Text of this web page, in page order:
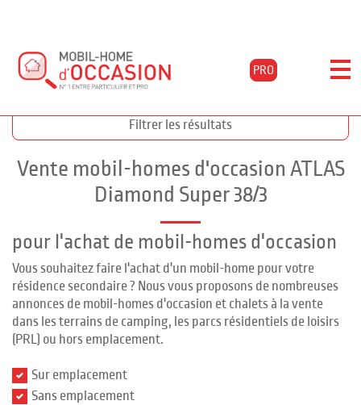
PRO
Acheter Annonces diamond super 38/3
Filtrer les résultats
Vente mobil-homes d'occasion ATLAS
Diamond Super 38/3
pour l'achat de mobil-homes d'occasion
Vous souhaitez faire l'achat d'un mobil-home pour votre
résidence secondaire ? Nous vous proposons de nombreuses
annonces de mobil-homes d'occasion et chalets à la vente
dans les terrains de camping, les parcs résidentiels de loisirs
(PRL) ou hors emplacement.
Sur emplacement
Sans emplacement